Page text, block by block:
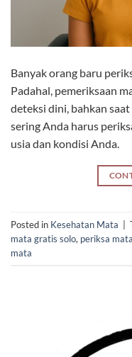
Banyak orang baru
Padahal, pemeriksaan
deteksi dini, bahkan
sering Anda harus
usia dan kondisi Anda.
Posted in Kesehatan Mata
mata gratis solo, periksa
mata